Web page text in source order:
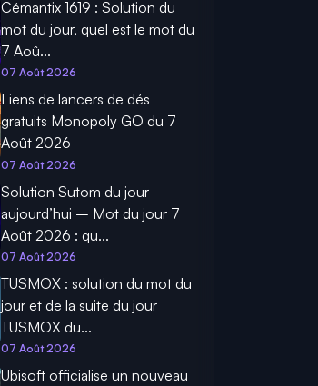
Cémantix 1619 : Solution du
mot du jour, quel est le mot du
7 Aoû...
07 Août 2026
Liens de lancers de dés
gratuits Monopoly GO du 7
Août 2026
07 Août 2026
Solution Sutom du jour
aujourd’hui – Mot du jour 7
Août 2026 : qu...
07 Août 2026
TUSMOX : solution du mot du
jour et de la suite du jour
TUSMOX du...
07 Août 2026
Ubisoft officialise un nouveau